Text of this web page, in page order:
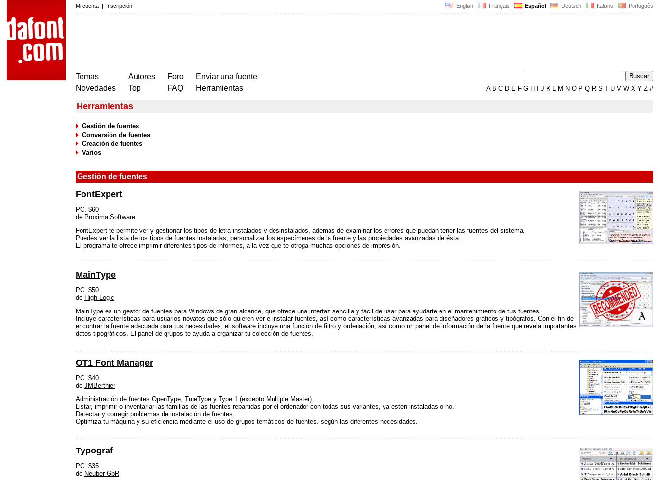
English Français Español Deutsch Italiano Português
Mi cuenta | Inscripción
Temas
Novedades
Autores
Top
Foro
FAQ
Enviar una fuente
Herramientas
AB C D E F G H J K L M N O P Q R S T U V W X Y Z #
Herramientas
Gestión de fuentes
Conversión de fuentes
Creación de fuentes
Varios
Gestión de fuentes
FontExpert
PC. $60
de Proxima Software
FontExpert te permite ver y gestionar los tipos de letra instalados y desinstalados, además de examinar los errores que puedan tener las fuentes del sistema.
Puedes ver la lista de los tipos de fuentes instaladas, personalizar los especímenes de la fuente y las propiedades avanzadas de ésta.
El programa te ofrece imprimir diferentes tipos de informes, a la vez que te otroga muchas opciones de impresión.
MainType
PC. $50
de High Logic
MainType es un gestor de fuentes para Windows de gran alcance, que ofrece una interfaz sencilla y fácil de usar para ayudarte en el mantenimiento de tus fuentes.
Incluye características para usuarios novatos que sólo quieren ver e instalar fuentes, así como características avanzadas para diseñadores gráficos y tipógrafos. Con el fin de
encontrar la fuente adecuada para tus necesidades, el software incluye una función de filtro y ordenación, así como un panel de información de la fuente que revela importantes
datos tipográficos. El panel de grupos te ayuda a organizar tu colección de fuentes.
OT1 Font Manager
PC. $40
de JMBerthier
Administración de fuentes OpenType, TrueType y Type 1 (excepto Multiple Master).
Listar, imprimir o inventariar las familias de las fuentes repartidas por el ordenador con todas sus variantes, ya estén instaladas o no.
Detectar y corregir problemas de instalación de fuentes.
Optimiza tu máquina y su eficiencia mediante el uso de grupos temáticos de fuentes, según las diferentes necesidades.
Typograf
PC. $35
de Neuber GbR